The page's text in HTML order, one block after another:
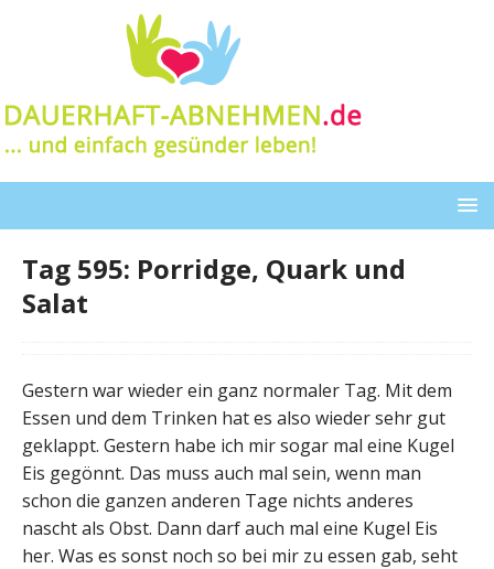
Tag 595: Porridge, Quark und
Salat
Gestern war wieder ein ganz normaler Tag. Mit dem
Essen und dem Trinken hat es also wieder sehr gut
geklappt. Gestern habe ich mir sogar mal eine Kugel
Eis gegönnt. Das muss auch mal sein, wenn man
schon die ganzen anderen Tage nichts anderes
nascht als Obst. Dann darf auch mal eine Kugel Eis
her. Was es sonst noch so bei mir zu essen gab, seht